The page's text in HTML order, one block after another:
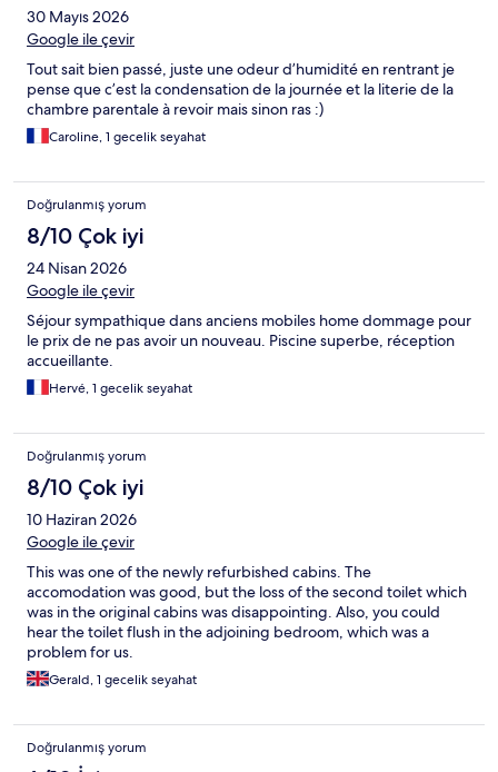
30 Mayıs 2026
Google ile çevir
Tout sait bien passé, juste une odeur d’humidité en rentrant je
pense que c’est la condensation de la journée et la literie de la
chambre parentale à revoir mais sinon ras :)
Caroline, 1 gecelik seyahat
Doğrulanmış yorum
8/10 Çok iyi
24 Nisan 2026
Google ile çevir
Séjour sympathique dans anciens mobiles home dommage pour
le prix de ne pas avoir un nouveau. Piscine superbe, réception
accueillante.
Hervé, 1 gecelik seyahat
Doğrulanmış yorum
8/10 Çok iyi
10 Haziran 2026
Google ile çevir
This was one of the newly refurbished cabins. The
accomodation was good, but the loss of the second toilet which
was in the original cabins was disappointing. Also, you could
hear the toilet flush in the adjoining bedroom, which was a
problem for us.
Gerald, 1 gecelik seyahat
Doğrulanmış yorum